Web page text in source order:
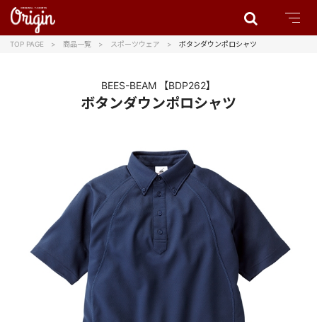
TOP PAGE 商品一覧 スポーツウェア ボタンダウンポロシャツ
BEES-BEAM 【BDP262】
ボタンダウンポロシャツ